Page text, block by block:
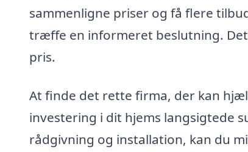
sammenligne priser og få flere
træffe en informeret beslutning.
pris.
At finde det rette firma, der kan
investering i dit hjems langsigtede
rådgivning og installation, kan du